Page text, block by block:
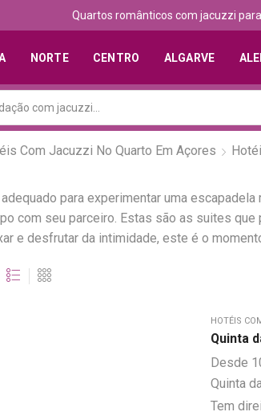
Quartos românticos com jacuzzi
NORTE CENTRO ALGARVE
Com Jacuzzi No Quarto Em Açores
para experimentar uma
com seu parceiro. Estas são as suites
e desfrutar da intimidade, este é o
HOTÉIS
Quinta
Quinta
Tem